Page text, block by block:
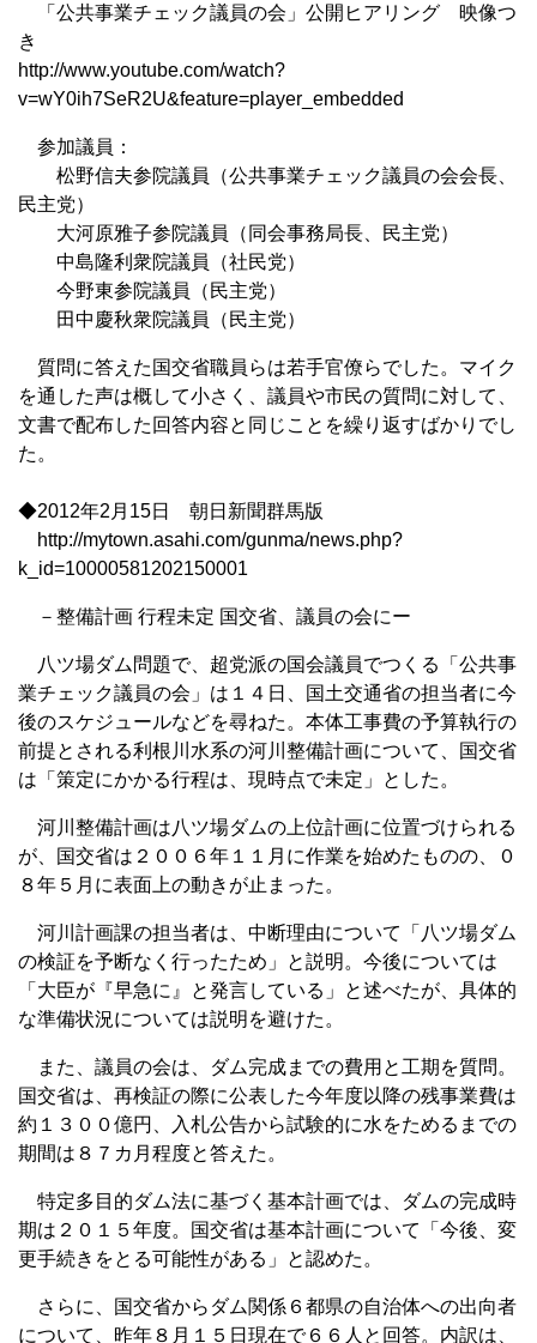
「公共事業チェック議員の会」公開ヒアリング 映像つ
き
http://www.youtube.com/watch?
v=wY0ih7SeR2U&feature=player_embedded
参加議員：
松野信夫参院議員（公共事業チェック議員の会会長、
民主党）
大河原雅子参院議員（同会事務局長、民主党）
中島隆利衆院議員（社民党）
今野東参院議員（民主党）
田中慶秋衆院議員（民主党）
質問に答えた国交省職員らは若手官僚らでした。マイク
を通した声は概して小さく、議員や市民の質問に対して、
文書で配布した回答内容と同じことを繰り返すばかりでし
た。
◆2012年2月15日 朝日新聞群馬版
http://mytown.asahi.com/gunma/news.php?
k_id=10000581202150001
－整備計画 行程未定 国交省、議員の会にー
八ツ場ダム問題で、超党派の国会議員でつくる「公共事
業チェック議員の会」は１４日、国土交通省の担当者に今
後のスケジュールなどを尋ねた。本体工事費の予算執行の
前提とされる利根川水系の河川整備計画について、国交省
は「策定にかかる行程は、現時点で未定」とした。
河川整備計画は八ツ場ダムの上位計画に位置づけられる
が、国交省は２００６年１１月に作業を始めたものの、０
８年５月に表面上の動きが止まった。
河川計画課の担当者は、中断理由について「八ツ場ダム
の検証を予断なく行ったため」と説明。今後については
「大臣が『早急に』と発言している」と述べたが、具体的
な準備状況については説明を避けた。
また、議員の会は、ダム完成までの費用と工期を質問。
国交省は、再検証の際に公表した今年度以降の残事業費は
約１３００億円、入札公告から試験的に水をためるまでの
期間は８７カ月程度と答えた。
特定多目的ダム法に基づく基本計画では、ダムの完成時
期は２０１５年度。国交省は基本計画について「今後、変
更手続きをとる可能性がある」と認めた。
さらに、国交省からダム関係６都県の自治体への出向者
について、昨年８月１５日現在で６６人と回答。内訳は、